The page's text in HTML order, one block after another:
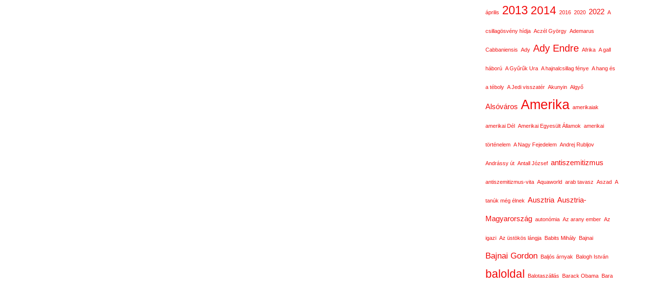
április 2013 2014 2016 2020 2022 A
csillagösvény hídja Aczél György Ademarus
Cabbaniensis Ady Ady Endre Afrika A gall
háború A Gyűrűk Ura A hajnalcsillag fénye A hang és
a téboly A Jedi visszatér Akunyin Algyő
Alsóváros Amerika amerikaiak
amerikai Dél Amerikai Egyesült Államok amerikai
történelem A Nagy Fejedelem Andrej Rubljov
Andrássy út Antall József antiszemitizmus
antiszemitizmus-vita Aquaworld arab tavasz Aszad A
tanúk még élnek Ausztria Ausztria-
Magyarország autonómia Az arany ember Az
igazi Az üstökös lángja Babits Mihály Bajnai
Bajnai Gordon Baljós árnyak Balogh István
baloldal Balotaszállás Barack Obama Bara